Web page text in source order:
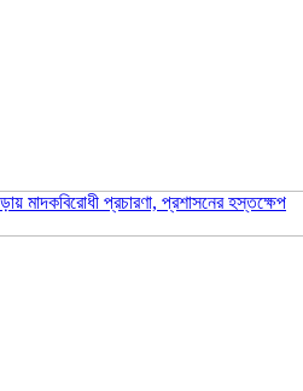
মাদকবিরোধী প্রচারণা, প্রশাসনের হস্তক্ষেপ